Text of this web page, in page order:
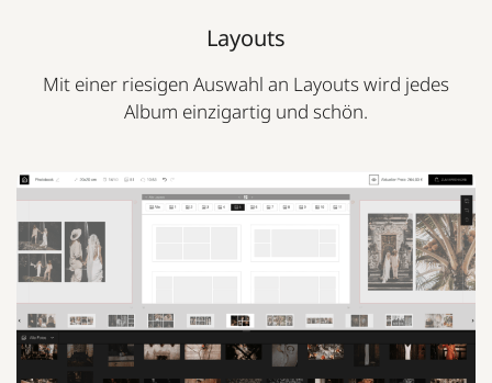
Layouts
Mit einer riesigen Auswahl an Layouts wird jedes
Album einzigartig und schön.